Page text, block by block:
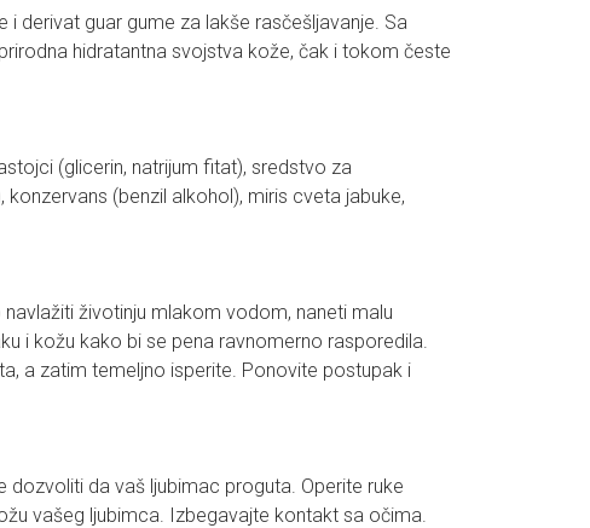
i derivat guar gume za lakše rasčešljavanje. Sa
hidratantna svojstva kože, čak i tokom česte
(glicerin, natrijum fitat), sredstvo za
konzervans (benzil alkohol), miris cveta jabuke,
životinju mlakom vodom, naneti malu
i kožu kako bi se pena ravnomerno rasporedila.
a zatim temeljno isperite. Ponovite postupak i
dozvoliti da vaš ljubimac proguta. Operite ruke
vašeg ljubimca. Izbegavajte kontakt sa očima.